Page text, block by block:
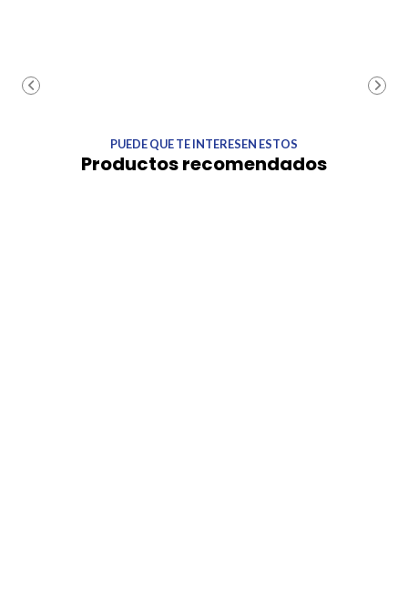
PUEDE QUE TE INTERESEN ESTOS
Productos recomendados